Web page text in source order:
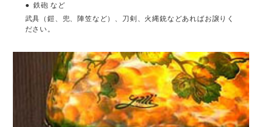
鉄砲 など
武具（鎧、兜、陣笠など）、刀剣、火縄銃などあればお譲りく
ださい。